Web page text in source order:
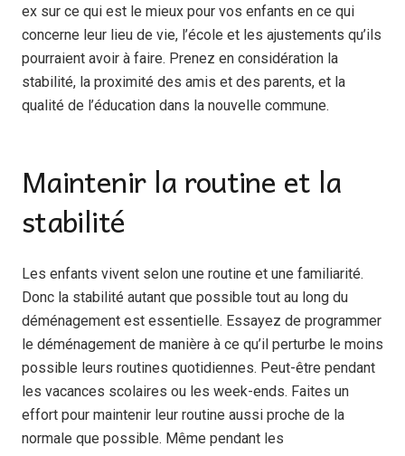
ex sur ce qui est le mieux pour vos enfants en ce qui
concerne leur lieu de vie, l’école et les ajustements qu’ils
pourraient avoir à faire. Prenez en considération la
stabilité, la proximité des amis et des parents, et la
qualité de l’éducation dans la nouvelle commune.
Maintenir la routine et la
stabilité
Les enfants vivent selon une routine et une familiarité.
Donc la stabilité autant que possible tout au long du
déménagement est essentielle. Essayez de programmer
le déménagement de manière à ce qu’il perturbe le moins
possible leurs routines quotidiennes. Peut-être pendant
les vacances scolaires ou les week-ends. Faites un
effort pour maintenir leur routine aussi proche de la
normale que possible. Même pendant les